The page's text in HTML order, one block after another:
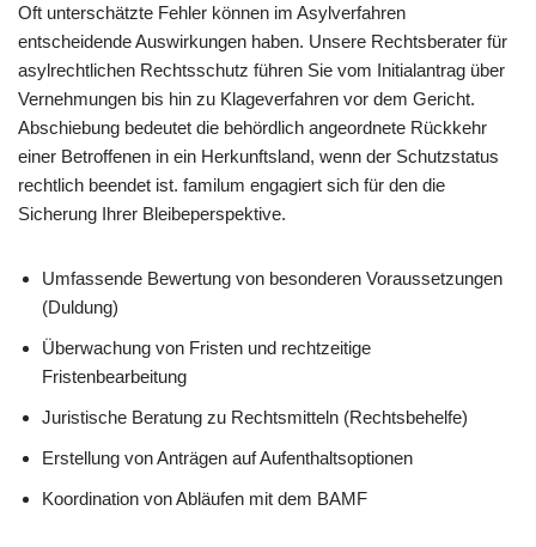
Oft unterschätzte Fehler können im Asylverfahren
entscheidende Auswirkungen haben. Unsere Rechtsberater für
asylrechtlichen Rechtsschutz führen Sie vom Initialantrag über
Vernehmungen bis hin zu Klageverfahren vor dem Gericht.
Abschiebung bedeutet die behördlich angeordnete Rückkehr
einer Betroffenen in ein Herkunftsland, wenn der Schutzstatus
rechtlich beendet ist. familum engagiert sich für den die
Sicherung Ihrer Bleibeperspektive.
Umfassende Bewertung von besonderen Voraussetzungen
(Duldung)
Überwachung von Fristen und rechtzeitige
Fristenbearbeitung
Juristische Beratung zu Rechtsmitteln (Rechtsbehelfe)
Erstellung von Anträgen auf Aufenthaltsoptionen
Koordination von Abläufen mit dem BAMF